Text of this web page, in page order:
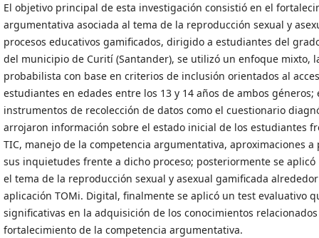
El objetivo principal de esta investigación consistió en el
argumentativa asociada al tema de la reproducción sexual y
procesos educativos gamificados, dirigido a estudiantes del
del municipio de Curití (Santander), se utilizó un enfoque mixto,
probabilista con base en criterios de inclusión orientados al
estudiantes en edades entre los 13 y 14 años de ambos
instrumentos de recolección de datos como el cuestionario
arrojaron información sobre el estado inicial de los estudiantes
TIC, manejo de la competencia argumentativa, aproximaciones
sus inquietudes frente a dicho proceso; posteriormente se
el tema de la reproducción sexual y asexual gamificada
aplicación TOMi. Digital, finalmente se aplicó un test evaluativo
significativas en la adquisición de los conocimientos
fortalecimiento de la competencia argumentativa.